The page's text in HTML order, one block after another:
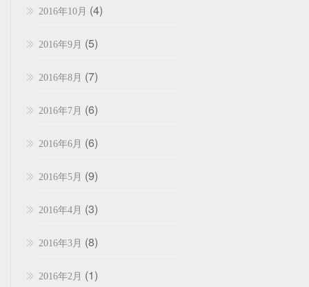
2016年10月 (4)
2016年9月 (5)
2016年8月 (7)
2016年7月 (6)
2016年6月 (6)
2016年5月 (9)
2016年4月 (3)
2016年3月 (8)
2016年2月 (1)